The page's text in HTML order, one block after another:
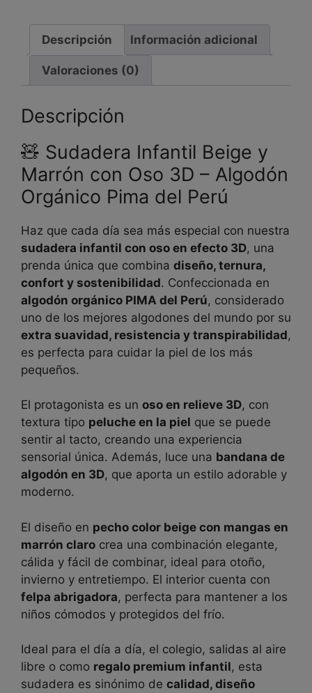
Descripción Información adicional
Valoraciones (0)
Descripción
🧸 Sudadera Infantil Beige y
Marrón con Oso 3D – Algodón
Orgánico Pima del Perú
Haz que cada día sea más especial con nuestra
sudadera infantil con oso en efecto 3D, una
prenda única que combina diseño, ternura,
confort y sostenibilidad. Confeccionada en
algodón orgánico PIMA del Perú, considerado
uno de los mejores algodones del mundo por su
extra suavidad, resistencia y transpirabilidad,
es perfecta para cuidar la piel de los más
pequeños.
El protagonista es un oso en relieve 3D, con
textura tipo peluche en la piel que se puede
sentir al tacto, creando una experiencia
sensorial única. Además, luce una bandana de
algodón en 3D, que aporta un estilo adorable y
moderno.
El diseño en pecho color beige con mangas en
marrón claro crea una combinación elegante,
cálida y fácil de combinar, ideal para otoño,
invierno y entretiempo. El interior cuenta con
felpa abrigadora, perfecta para mantener a los
niños cómodos y protegidos del frío.
Ideal para el día a día, el colegio, salidas al aire
libre o como regalo premium infantil, esta
sudadera es sinónimo de calidad, diseño